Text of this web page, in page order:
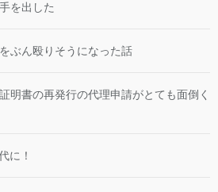
を出した
ぶん殴りそうになった話
明書の再発行の代理申請がとても面倒く
に！